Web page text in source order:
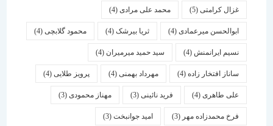
غزال کرامتی(5) محمد علی مرادی(4)
ابوالحسن میرعمادی(4) ثریا بیرشک(4) محمود گلابچی(4)
نسیم ایرانمنش(4) سید حمید میرمیران(4)
ساناز افتخار زاده(4) مهرداد بهمنی (4) پرویز طلایی(4)
علی طاهری(4) فرید نائینی(3) مهناز محمودی(3)
فرخ محمدزاده مهر(3) امید جوانبخت(3)